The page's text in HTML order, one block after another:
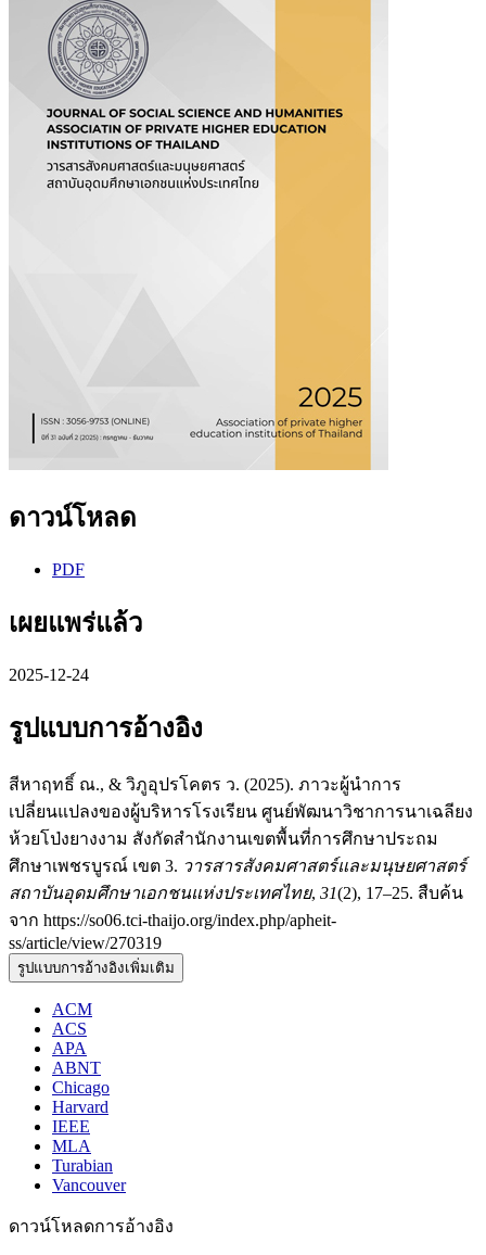
ดาวน์โหลด
PDF
เผยแพร่แล้ว
2025-12-24
รูปแบบการอ้างอิง
สีหาฤทธิ์ ณ., & วิภูอุปรโคตร ว. (2025). ภาวะผู้นำการ
เปลี่ยนแปลงของผู้บริหารโรงเรียน ศูนย์พัฒนาวิชาการนาเฉลียง
ห้วยโป่งยางงาม สังกัดสำนักงานเขตพื้นที่การศึกษาประถม
ศึกษาเพชรบูรณ์ เขต 3. วารสารสังคมศาสตร์และมนุษยศาสตร์
สถาบันอุดมศึกษาเอกชนแห่งประเทศไทย, 31(2), 17–25. สืบค้น
จาก https://so06.tci-thaijo.org/index.php/apheit-
ss/article/view/270319
รูปแบบการอ้างอิงเพิ่มเติม
ACM
ACS
APA
ABNT
Chicago
Harvard
IEEE
MLA
Turabian
Vancouver
ดาวน์โหลดการอ้างอิง